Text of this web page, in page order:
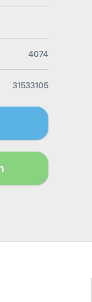
4074
31533105